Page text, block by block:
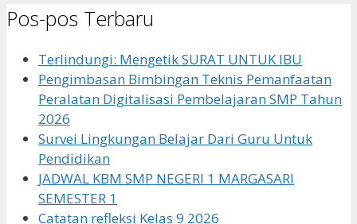
Pos-pos Terbaru
Terlindungi: Mengetik SURAT UNTUK IBU
Pengimbasan Bimbingan Teknis Pemanfaatan
Peralatan Digitalisasi Pembelajaran SMP Tahun
2026
Survei Lingkungan Belajar Dari Guru Untuk
Pendidikan
JADWAL KBM SMP NEGERI 1 MARGASARI
SEMESTER 1
Catatan refleksi Kelas 9 2026